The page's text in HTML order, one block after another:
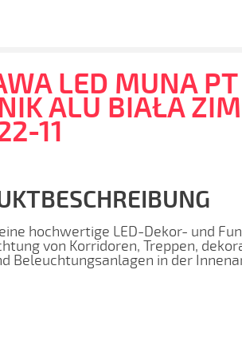
LED MUNA
ALU BIAŁA
11
hochwertige LED-Dekor- und
von Korridoren, Treppen,
Beleuchtungsanlagen in der